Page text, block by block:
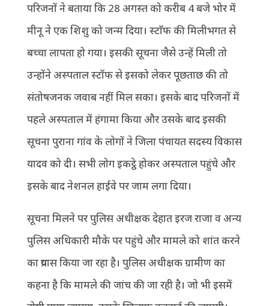
परिजनों ने बताया कि 28 अगस्त को करीब 4 बजे भोर में
मीनू ने एक शिशु को जन्म दिया। स्टाॅफ की मिलीभगत से
बच्चा लापता हो गया। इसकी सूचना जैसे उन्हें मिली तो
उन्होंने अस्पताल स्टॉफ से इसको लेकर पूछताछ की तो
संतोषजनक जवाब नहीं मिल सका। इसके बाद परिजनों में
पहले अस्पताल में हंगामा किया और उसके बाद इसकी
सूचना पुराना गांव के लोगों ने जिला पंचायत सदस्य विकास
यादव को दी। सभी लोग इकट्ठे होकर अस्पताल पहुंचे और
इसके बाद नेशनल हाईवे पर जाम लगा दिया।
सूचना मिलने पर पुलिस अधीक्षक देहात इरज राजा व अन्य
पुलिस अधिकारी मौके पर पहुंचे और मामले को शांत करने
का प्रयास किया जा रहा है। पुलिस अधीक्षक ग्रामीण का
कहना है कि मामले की जांच की जा रही है। जो भी इसमें